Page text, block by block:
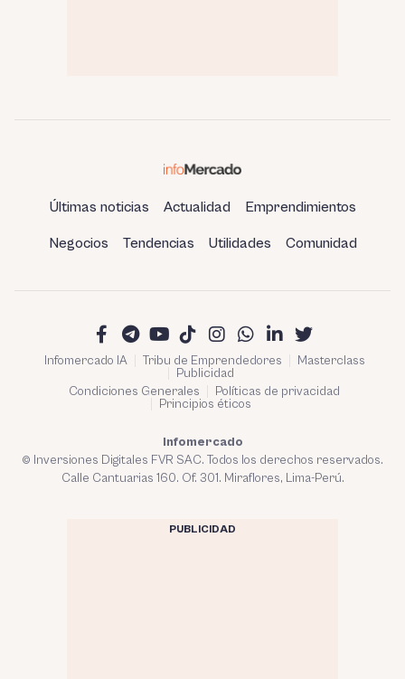
Últimas noticias Actualidad Emprendimientos
Negocios Tendencias Utilidades Comunidad
Infomercado IA Tribu de Emprendedores
Masterclass
Publicidad
Condiciones Generales
Políticas de privacidad
Principios éticos
Infomercado
© Inversiones Digitales FVR SAC. Todos los derechos reservados.
Calle Cantuarias 160. Of. 301. Miraflores, Lima-Perú.
PUBLICIDAD